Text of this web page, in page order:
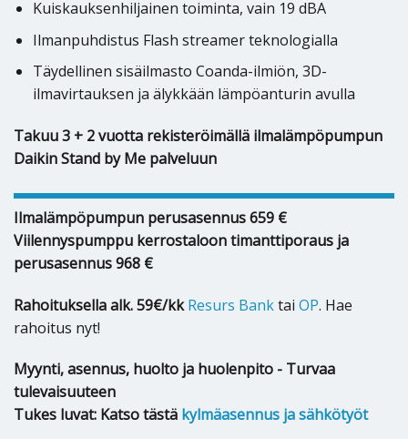
Kuiskauksenhiljainen toiminta, vain 19 dBA
Ilmanpuhdistus Flash streamer teknologialla
Täydellinen sisäilmasto Coanda-ilmiön, 3D-
ilmavirtauksen ja älykkään lämpöanturin avulla
Takuu 3 + 2 vuotta rekisteröimällä ilmalämpöpumpun
Daikin Stand by Me palveluun
Ilmalämpöpumpun perusasennus 659 €
Viilennyspumppu kerrostaloon timanttiporaus ja
perusasennus 968 €
Rahoituksella alk. 59€/kk Resurs Banktai OP. Hae
rahoitus nyt!
Myynti, asennus, huolto ja huolenpito - Turvaa
tulevaisuuteen
Tukes luvat: Katso tästä kylmäasennus ja sähkötyöt